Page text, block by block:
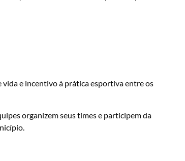
e incentivo à prática esportiva entre os
organizem seus times e participem da